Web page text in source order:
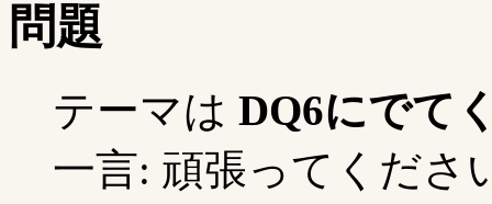
問題
テーマは DQ6にでて
一言: 頑張ってくださ